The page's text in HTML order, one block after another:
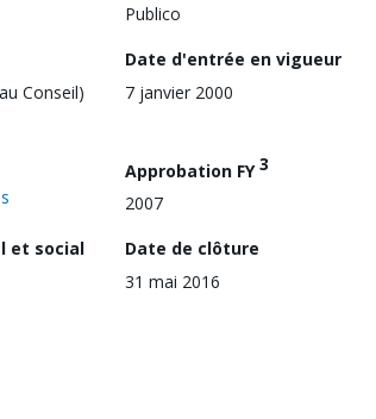
Publico
Conseil)
Date d'entrée en vigueur
7 janvier 2000
Approbation FY3
2007
et social
Date de clôture
31 mai 2016